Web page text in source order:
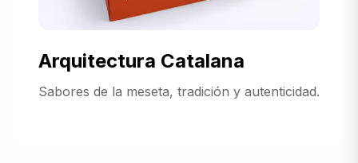
Arquitectura Catalana
Sabores de la meseta, tradición y autenticidad.